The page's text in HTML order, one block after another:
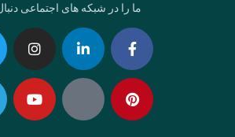
ما را در شبکه های اجتماعی
Facebook-
f
Linkedin-
in
Pinterest
Eaparat